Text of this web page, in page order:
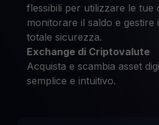
flessibili per utilizzare le tue
monitorare il saldo e
totale sicurezza.
Exchange di Criptovalute
Acquista e scambia asset
semplice e intuitivo.